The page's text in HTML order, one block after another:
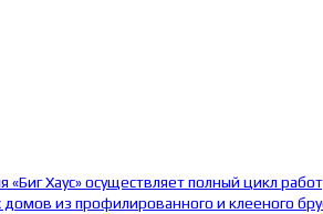
«Биг Хаус» осуществляет полный цикл
из профилированного и клееного